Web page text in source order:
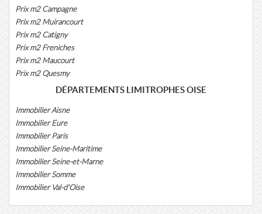
Prix m2 Campagne
Prix m2 Muirancourt
Prix m2 Catigny
Prix m2 Freniches
Prix m2 Maucourt
Prix m2 Quesmy
DÉPARTEMENTS LIMITROPHES OISE
Immobilier Aisne
Immobilier Eure
Immobilier Paris
Immobilier Seine-Maritime
Immobilier Seine-et-Marne
Immobilier Somme
Immobilier Val-d'Oise